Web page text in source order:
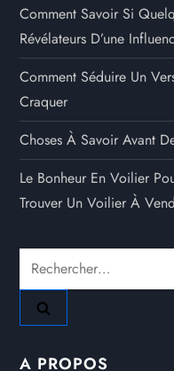
Comment Savoir Si
Révélateurs D’une
Comment Séduire Un
Craquer
Choses À Savoir Avant
Le Bonheur En Voilier
Trouver Un Voilier À
Rechercher :
A PROPOS